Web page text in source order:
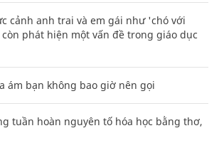
cảnh anh trai và em gái như 'chó với
phát hiện một vấn đề trong giáo dục
ám bạn không bao giờ nên gọi
tuần hoàn nguyên tố hóa học bằng thơ,